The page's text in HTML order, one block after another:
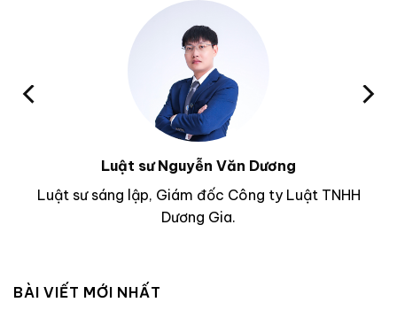
Luật sư Nguyễn Văn Dương
Luật sư sáng lập, Giám đốc Công ty Luật TNHH
Dương Gia.
BÀI VIẾT MỚI NHẤT